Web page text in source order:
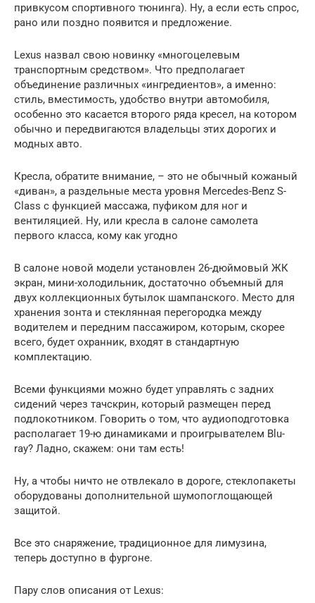
привкусом спортивного тюнинга). Ну, а если есть спрос,
рано или поздно появится и предложение.
Lexus назвал свою новинку «многоцелевым
транспортным средством». Что предполагает
объединение различных «ингредиентов», а именно:
стиль, вместимость, удобство внутри автомобиля,
особенно это касается второго ряда кресел, на котором
обычно и передвигаются владельцы этих дорогих и
модных авто.
Кресла, обратите внимание, – это не обычный кожаный
«диван», а раздельные места уровня Mercedes-Benz S-
Class с функцией массажа, пуфиком для ног и
вентиляцией. Ну, или кресла в салоне самолета
первого класса, кому как угодно
В салоне новой модели установлен 26-дюймовый ЖК
экран, мини-холодильник, достаточно объемный для
двух коллекционных бутылок шампанского. Место для
хранения зонта и стеклянная перегородка между
водителем и передним пассажиром, которым, скорее
всего, будет охранник, входят в стандартную
комплектацию.
Всеми функциями можно будет управлять с задних
сидений через тачскрин, который размещен перед
подлокотником. Говорить о том, что аудиоподготовка
располагает 19-ю динамиками и проигрывателем Blu-
ray? Ладно, скажем: они там есть!
Ну, а чтобы ничто не отвлекало в дороге, стеклопакеты
оборудованы дополнительной шумопоглощающей
защитой.
Все это снаряжение, традиционное для лимузина,
теперь доступно в фургоне.
Пару слов описания от Lexus: